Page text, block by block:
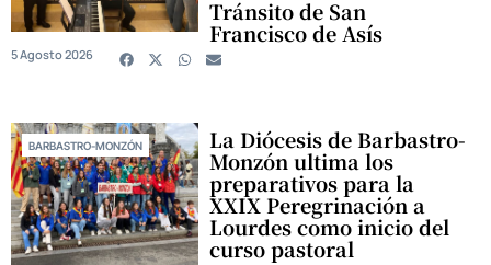
Tránsito de San
Francisco de Asís
5 Agosto 2026
BARBASTRO-MONZÓN La Diócesis de Barbastro-
Monzón ultima los
preparativos para la
XXIX Peregrinación a
Lourdes como inicio del
curso pastoral